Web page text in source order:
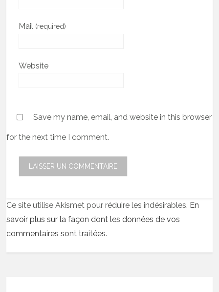
Mail (required)
Website
Save my name, email, and website in this browser
for the next time I comment.
Ce site utilise Akismet pour réduire les indésirables. En
savoir plus sur la façon dont les données de vos
commentaires sont traitées.